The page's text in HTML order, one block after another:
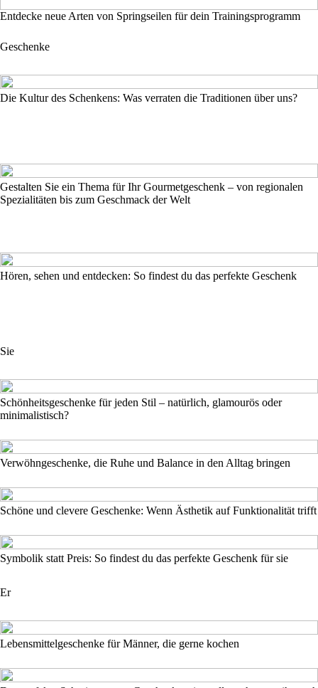
Entdecke neue Arten von Springseilen für dein Trainingsprogramm
Geschenke
Die Kultur des Schenkens: Was verraten die Traditionen über uns?
Gestalten Sie ein Thema für Ihr Gourmetgeschenk – von regionalen
Spezialitäten bis zum Geschmack der Welt
Hören, sehen und entdecken: So findest du das perfekte Geschenk
Sie
Schönheitsgeschenke für jeden Stil – natürlich, glamourös oder
minimalistisch?
Verwöhngeschenke, die Ruhe und Balance in den Alltag bringen
Schöne und clevere Geschenke: Wenn Ästhetik auf Funktionalität trifft
Symbolik statt Preis: So findest du das perfekte Geschenk für sie
Er
Lebensmittelgeschenke für Männer, die gerne kochen